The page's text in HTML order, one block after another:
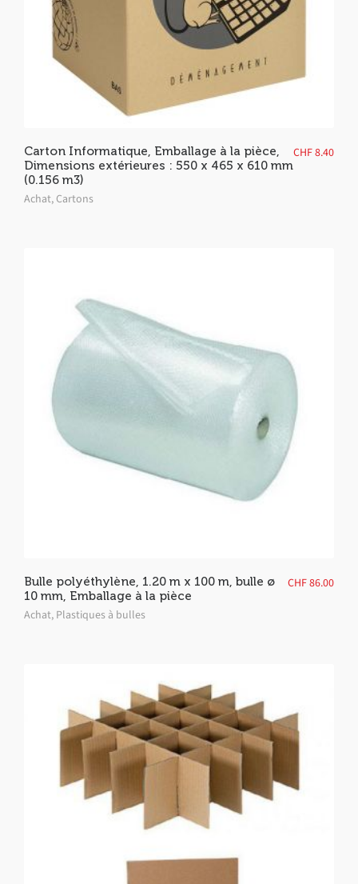
Carton Informatique, Emballage à la pièce,
Dimensions extérieures : 550 x 465 x 610 mm
(0.156 m3)
Achat,Cartons
CHF8.40
Bulle polyéthylène, 1.20 m x 100 m, bulle ø
10 mm, Emballage à la pièce
Achat, Plastiques à bulles
CHF86.00